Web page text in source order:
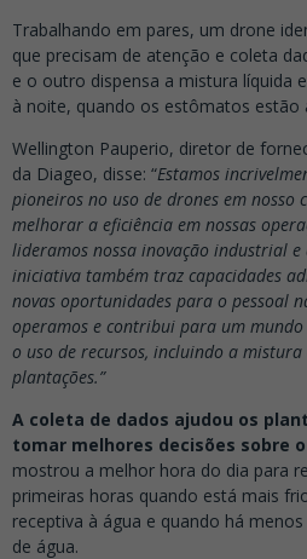
Trabalhando em pares, um drone
que precisam de atenção e coleta
e o outro dispensa a mistura líquida
à noite, quando os estômatos estão
Wellington Pauperio, diretor de
da Diageo, disse: “Estamos
pioneiros no uso de drones em nosso
melhorar a eficiência em nossas
lideramos nossa inovação industrial e
iniciativa também traz capacidades
novas oportunidades para o pessoal
operamos e contribui para um
o uso de recursos, incluindo a mistura
plantações.”
A coleta de dados ajudou os
tomar melhores decisões sobre
mostrou a melhor hora do dia para
primeiras horas quando está mais
receptiva à água e quando há
de água.